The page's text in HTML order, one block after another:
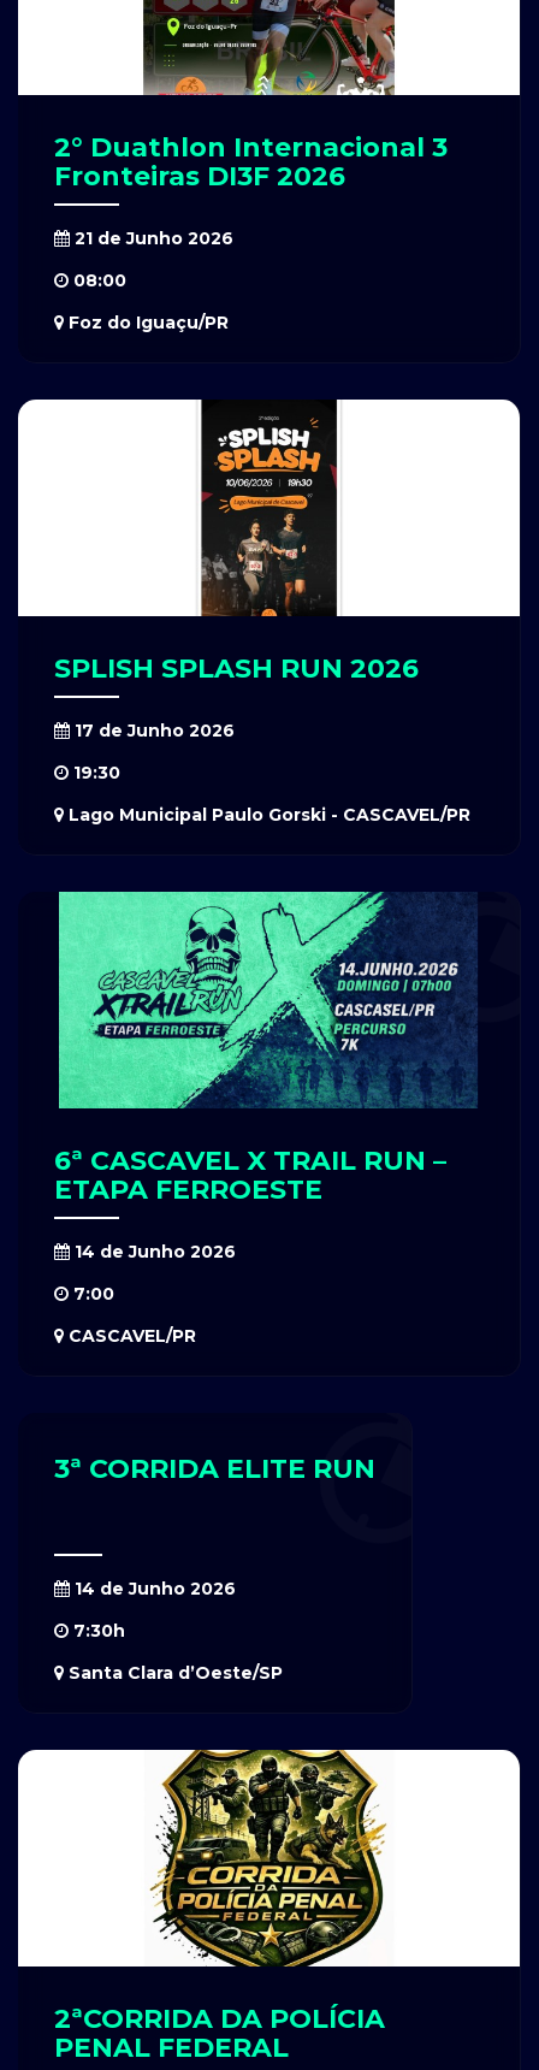
2° Duathlon Internacional 3
Fronteiras DI3F 2026
21 de Junho 2026
08:00
Foz do Iguaçu/PR
SPLISH SPLASH RUN 2026
17 de Junho 2026
19:30
Lago Municipal Paulo Gorski - CASCAVEL/PR
6ª CASCAVEL X TRAIL RUN –
ETAPA FERROESTE
14 de Junho 2026
7:00
CASCAVEL/PR
3ª CORRIDA ELITE RUN
14 de Junho 2026
7:30h
Santa Clara d’Oeste/SP
2ªCORRIDA DA POLÍCIA
PENAL FEDERAL